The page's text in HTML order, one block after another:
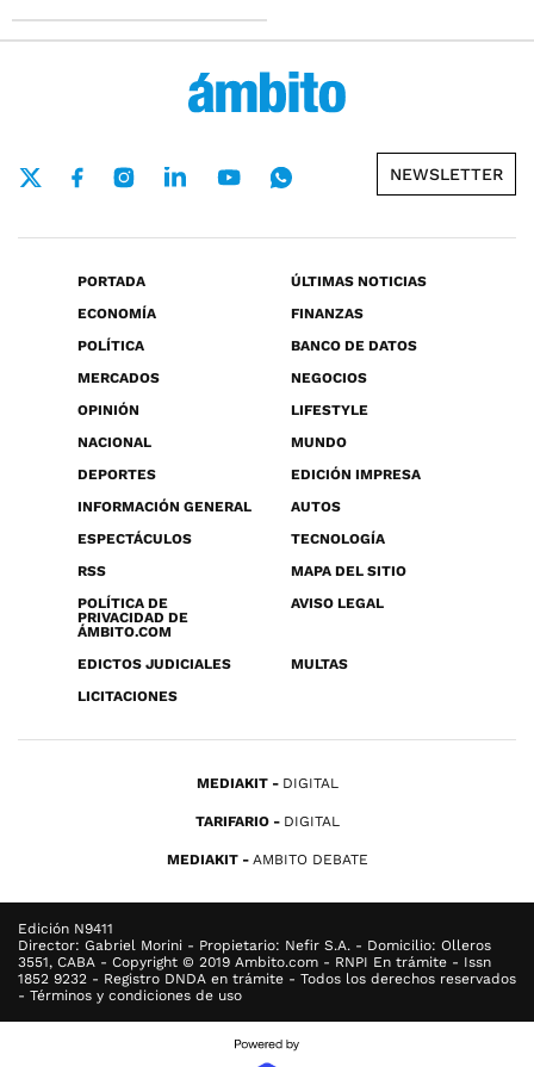
NEWSLETTER
PORTADA
ÚLTIMAS NOTICIAS
ECONOMÍA
FINANZAS
POLÍTICA
BANCO DE DATOS
MERCADOS
NEGOCIOS
OPINIÓN
LIFESTYLE
NACIONAL
MUNDO
DEPORTES
EDICIÓN IMPRESA
INFORMACIÓN GENERAL
AUTOS
ESPECTÁCULOS
TECNOLOGÍA
RSS
MAPA DEL SITIO
POLÍTICA DE
PRIVACIDAD DE
ÁMBITO.COM
AVISO LEGAL
EDICTOS JUDICIALES
MULTAS
LICITACIONES
MEDIAKIT DIGITAL
TARIFARIO DIGITAL
MEDIAKIT AMBITO DEBATE
Edición N9411
Director: Gabriel Morini - Propietario: Nefir S.A. - Domicilio: Olleros
3551, CABA - Copyright © 2019 Ambito.com - RNPI En trámite - Issn
1852 9232 - Registro DNDA en trámite - Todos los derechos reservados
- Términos y condiciones de uso